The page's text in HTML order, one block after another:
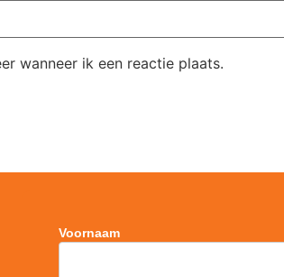
wanneer ik een reactie plaats.
Voornaam